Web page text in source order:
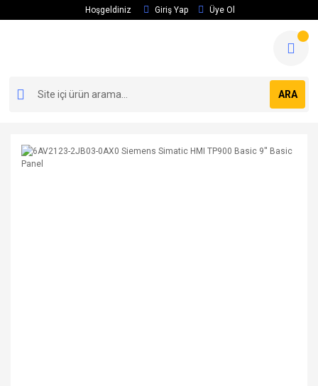
Hoşgeldiniz Giriş Yap Üye Ol
ARA